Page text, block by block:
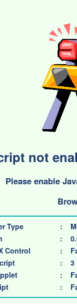
not
Please enable
Type :
:
Control
:
:
3
:
: